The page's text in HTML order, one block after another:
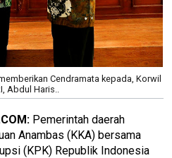
Cendramata kepada, Korwil
Abdul Haris..
Pemerintah daerah
Anambas (KKA) bersama
(KPK) Republik Indonesia